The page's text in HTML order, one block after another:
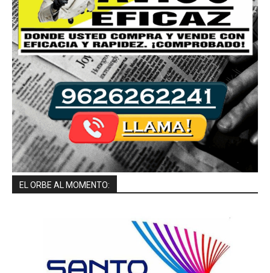
EL ORBE AL MOMENTO: